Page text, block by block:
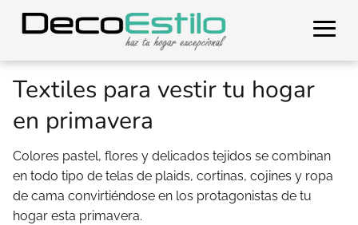
Textiles para vestir tu hogar
en primavera
Colores pastel, flores y delicados tejidos se combinan
en todo tipo de telas de plaids, cortinas, cojines y ropa
de cama convirtiéndose en los protagonistas de tu
hogar esta primavera.